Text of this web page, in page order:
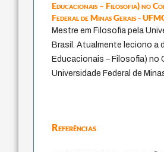
Educacionais – Filosofia) no
Federal de Minas Gerais -
Mestre em Filosofia pela
Brasil. Atualmente leciono a
Educacionais – Filosofia)
Universidade Federal de
Referências